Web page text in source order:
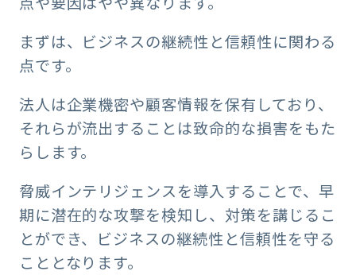
まずは、ビジネスの継続性と信頼性に関わる
点です。
法人は企業機密や顧客情報を保有しており、
それらが流出することは致命的な損害をもた
らします。
脅威インテリジェンスを導入することで、早
期に潜在的な攻撃を検知し、対策を講じるこ
とができ、ビジネスの継続性と信頼性を守る
こととなります。